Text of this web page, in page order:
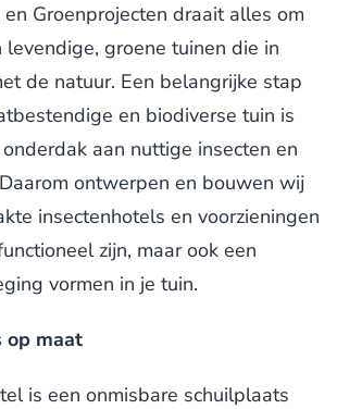
Groenprojecten draait alles om
levendige, groene tuinen die in
de natuur. Een belangrijke stap
en biodiverse tuin is
aan nuttige insecten en
ontwerpen en bouwen wij
insectenhotels en voorzieningen
zijn, maar ook een
vormen in je tuin.
op maat
is een onmisbare schuilplaats